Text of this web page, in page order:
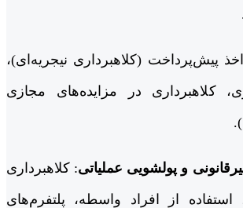
پیش‌پرداخت (کلاهبرداری نیجریه‌ای)،
کلاهبرداری در مزایده‌های مجازی
و پولشویی عملیاتی: کلاهبرداری
استفاده از افراد واسطه، پلتفرم‌های